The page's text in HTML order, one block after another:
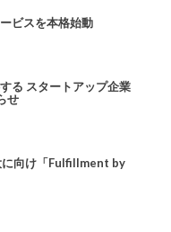
ビスを本格始動
る スタートアップ企業
せ
に向け「Fulfillment by